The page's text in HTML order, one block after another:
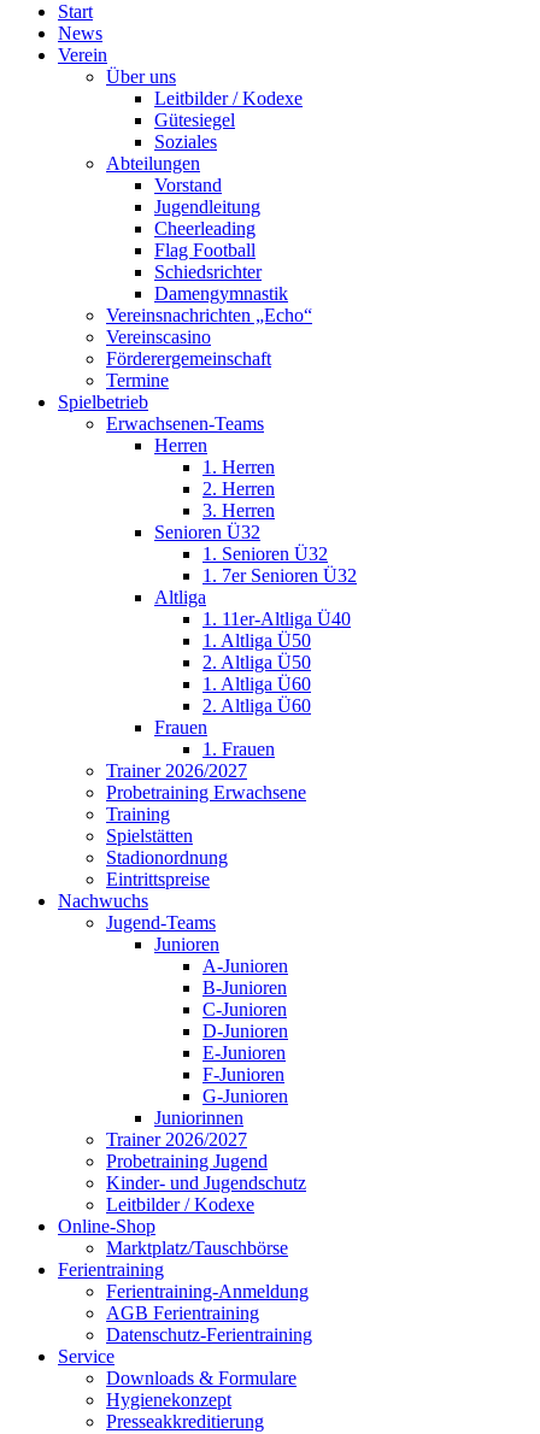
Start
News
Verein
Über uns
Leitbilder / Kodexe
Gütesiegel
Soziales
Abteilungen
Vorstand
Jugendleitung
Cheerleading
Flag Football
Schiedsrichter
Damengymnastik
Vereinsnachrichten „Echo“
Vereinscasino
Förderergemeinschaft
Termine
Spielbetrieb
Erwachsenen-Teams
Herren
1. Herren
2. Herren
3. Herren
Senioren Ü32
1. Senioren Ü32
1. 7er Senioren Ü32
Altliga
1. 11er-Altliga Ü40
1. Altliga Ü50
2. Altliga Ü50
1. Altliga Ü60
2. Altliga Ü60
Frauen
1. Frauen
Trainer 2026/2027
Probetraining Erwachsene
Training
Spielstätten
Stadionordnung
Eintrittspreise
Nachwuchs
Jugend-Teams
Junioren
A-Junioren
B-Junioren
C-Junioren
D-Junioren
E-Junioren
F-Junioren
G-Junioren
Juniorinnen
Trainer 2026/2027
Probetraining Jugend
Kinder- und Jugendschutz
Leitbilder / Kodexe
Online-Shop
Marktplatz/Tauschbörse
Ferientraining
Ferientraining-Anmeldung
AGB Ferientraining
Datenschutz-Ferientraining
Service
Downloads & Formulare
Hygienekonzept
Presseakkreditierung